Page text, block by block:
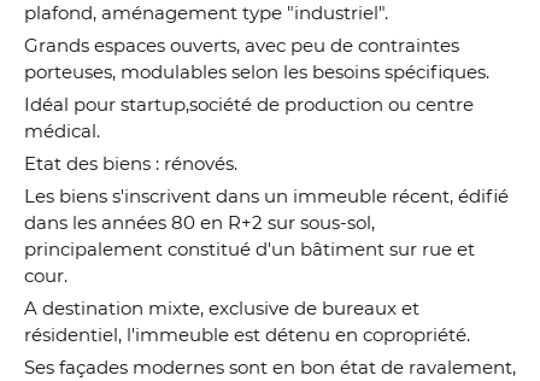
plafond, aménagement type "industriel".
Grands espaces ouverts, avec peu de contraintes
porteuses, modulables selon les besoins spécifiques.
Idéal pour startup,société de production ou centre
médical.
Etat des biens : rénovés.
Les biens s'inscrivent dans un immeuble récent, édifié
dans les années 80 en R+2 sur sous-sol,
principalement constitué d'un bâtiment sur rue et
cour.
A destination mixte, exclusive de bureaux et
résidentiel, l'immeuble est détenu en copropriété.
Ses façades modernes sont en bon état de ravalement,